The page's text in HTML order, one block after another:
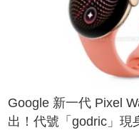
Google 新一代 Pixel
出！代號「godric」現